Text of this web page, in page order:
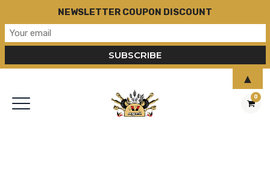
0
NEWSLETTER COUPON DISCOUNT
▲